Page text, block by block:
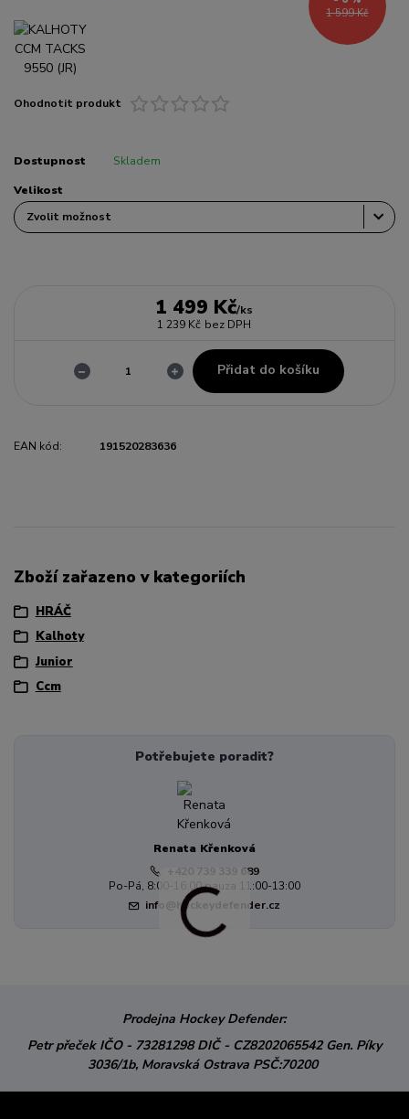
1 599 Kč
Ohodnotit produkt
Dostupnost Skladem
Velikost
1 499 Kč/ks
1 239 Kč bez DPH
Přidat do košíku
EAN kód: 191520283636
Zboží zařazeno v kategoriích
HRÁČ
Kalhoty
Junior
Ccm
Potřebujete poradit?
Renata Křenková
+420 739 339 689
Po-Pá, 8:00-16:00 pauza 11:00-13:00
info@hockeydefender.cz
Prodejna Hockey Defender:
Petr přeček IČO - 73281298DIČ - CZ8202065542 Gen. Píky
3036/1b, Moravská Ostrava PSČ:70200